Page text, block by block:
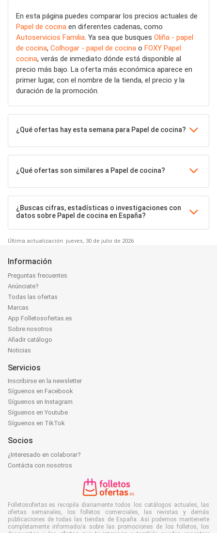
En esta página puedes comparar los precios actuales de
Papel de cocina en diferentes cadenas, como
Autoservicios Familia . Ya sea que busques Oliña - papel
de cocina, Colhogar - papel de cocina o FOXY Papel
cocina, verás de inmediato dónde está disponible al
precio más bajo. La oferta más económica aparece en
primer lugar, con el nombre de la tienda, el precio y la
duración de la promoción.
¿Qué ofertas hay esta semana para Papel de cocina?
¿Qué ofertas son similares a Papel de cocina?
¿Buscas cifras, estadísticas o investigaciones con
datos sobre Papel de cocina en España?
Última actualización: jueves, 30 de julio de 2026
Información
Preguntas frecuentes
Anúnciate?
Todas las ofertas
Marcas
App Folletosofertas.es
Sobre nosotros
Añadir catálogo
Noticias
Servicios
Inscribirse en la newsletter
Síguenos en Facebook
Síguenos en Instagram
Síguenos en Youtube
Síguenos en TikTok
Socios
¿Interesado en colaborar?
Contácta con nosotros
Folletosofertas.es recopila diariamente todos los catálogos actuales, las
ofertas semanales, los folletos comerciales, las revistas y demás
publicaciones de todas las tiendas de España. Así podemos mantenerte
completamente informado/a sobre las promociones de los folletos, los